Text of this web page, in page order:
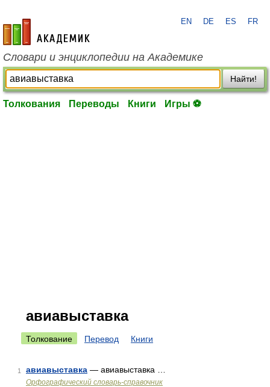
academic.ru
EN DE ES FR
Словари и энциклопедии на Академике
Найти!
Толкования Переводы Книги Игры ⚽
авиавыставка
Толкование Перевод Книги
1 авиавыставка — авиавыставка …
Орфографический словарь-справочник